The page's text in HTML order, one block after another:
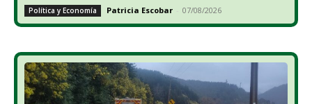
Política y Economía Patricia Escobar - 07/08/2026